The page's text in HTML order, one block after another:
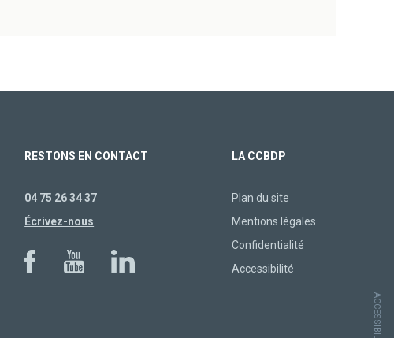
RESTONS EN CONTACT
04 75 26 34 37
Écrivez-nous
LA CCBDP
Plan du site
Mentions légales
Confidentialité
Accessibilité
ACCESSIBILITÉ